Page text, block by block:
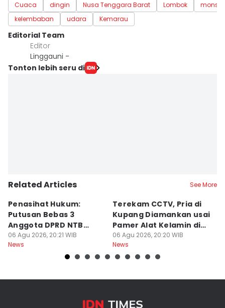
Cuaca dingin Nusa Tenggara Barat Lombok
kelembaban
udara Kemarau
Editorial Team
Editor
Linggauni -
Tonton lebih seru di
Related Articles See More
Penasihat Hukum:
Putusan Bebas 3
Anggota DPRD NTB
Bersifat Final
06 Agu 2026, 20:21 WIB
News
Terekam CCTV, Pria di
Kupang Diamankan usai
Pamer Alat Kelamin di
Kios
06 Agu 2026, 20:20 WIB
News